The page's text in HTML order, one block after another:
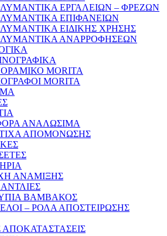
ΕΡΓΑΛΕΙΩΝ – ΦΡΕΖΩΝ
ΕΠΙΦΑΝΕΙΩΝ
ΕΙΔΙΚΗΣ ΧΡΗΣΗΣ
ΑΝΑΡΡΟΦΗΣΕΩΝ
MORITA
MORITA
ΑΝΑΛΩΣΙΜΑ
ΑΠΟΜΟΝΩΣΗΣ
ΑΝΑΜΙΞΗΣ
ΒΑΜΒΑΚΟΣ
– ΡΟΛΑ ΑΠΟΣΤΕΙΡΩΣΗΣ